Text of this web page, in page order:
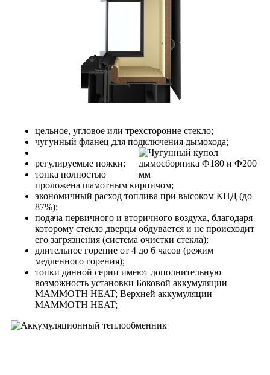
цельное, угловое или трехсторонне стекло;
чугунный фланец для подключения дымохода;
регулируемые ножки;
топка полностью
проложена шамотным кирпичом;
экономичный расход топлива при высоком КПД (до
87%);
подача первичного и вторичного воздуха, благодаря
которому стекло дверцы обдувается и не происходит
его загрязнения (система очистки стекла);
длительное горение от 4 до 6 часов (режим
медленного горения);
топки данной серии имеют дополнительную
возможность установки Боковой аккумуляции
MAMMOTH HEAT; Верхней аккумуляции
MAMMOTH HEAT;